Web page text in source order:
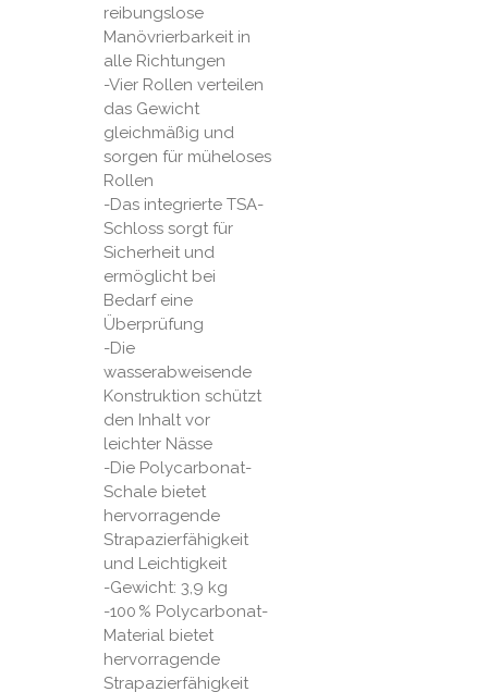
reibungslose
Manövrierbarkeit in
alle Richtungen
-Vier Rollen verteilen
das Gewicht
gleichmäßig und
sorgen für müheloses
Rollen
-Das integrierte TSA-
Schloss sorgt für
Sicherheit und
ermöglicht bei
Bedarf eine
Überprüfung
-Die
wasserabweisende
Konstruktion schützt
den Inhalt vor
leichter Nässe
-Die Polycarbonat-
Schale bietet
hervorragende
Strapazierfähigkeit
und Leichtigkeit
-Gewicht: 3,9 kg
-100 % Polycarbonat-
Material bietet
hervorragende
Strapazierfähigkeit